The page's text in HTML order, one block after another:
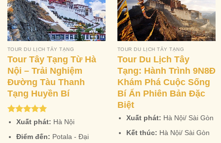
TOUR DU LỊCH TÂY TẠNG
Tour Tây Tạng Từ Hà
Nội – Trải Nghiệm
Đường Tàu Thanh
Tạng Huyền Bí
Rated5.00
out of 5
Xuất phát: Hà Nội
Điểm đến: Potala - Đại
TOUR DU LỊCH TÂY TẠNG
Tour Du Lịch Tây
Tạng: Hành Trình 9N8Đ
Khám Phá Cuộc Sống
Bí Ẩn Phiên Bản Đặc
Biệt
Xuất phát: Hà Nội/ Sài Gòn
Kết thúc: Hà Nội/ Sài Gòn